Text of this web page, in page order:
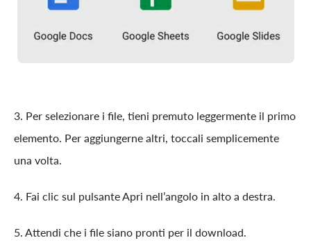
3. Per selezionare i file, tieni premuto leggermente il primo
elemento. Per aggiungerne altri, toccali semplicemente
una volta.
4. Fai clic sul pulsante Apri nell’angolo in alto a destra.
5. Attendi che i file siano pronti per il download.